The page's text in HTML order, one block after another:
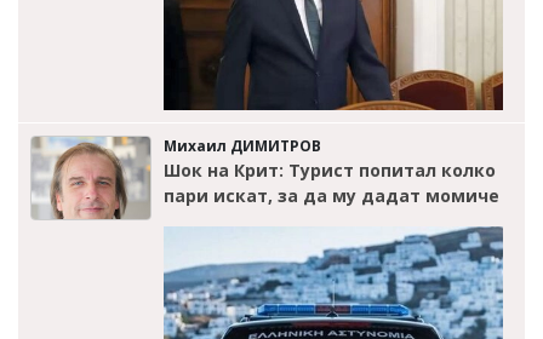
Михаил ДИМИТРОВ
Шок на Крит: Турист попитал колко
пари искат, за да му дадат момиче